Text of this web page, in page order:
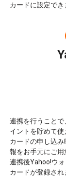
カードに設定でき
連携を行うことで
イントを貯めて使
カードの申し込み
報をお手元にご用
連携後Yahoo!ウ
カードが登録され